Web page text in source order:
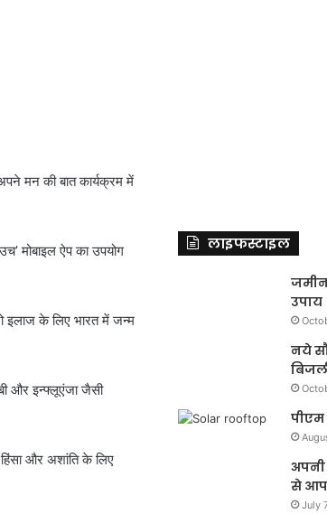
मन की बात कार्यक्रम में
मोबाइल ऐप का उपयोग
इलाज के लिए भारत में जन्म
और इन्फ्लूएंजा जैसी
हिंसा और अशांति के लिए
लाइफस्टाइल
जमीन
उपाय
नये
पीएम
से आप
July